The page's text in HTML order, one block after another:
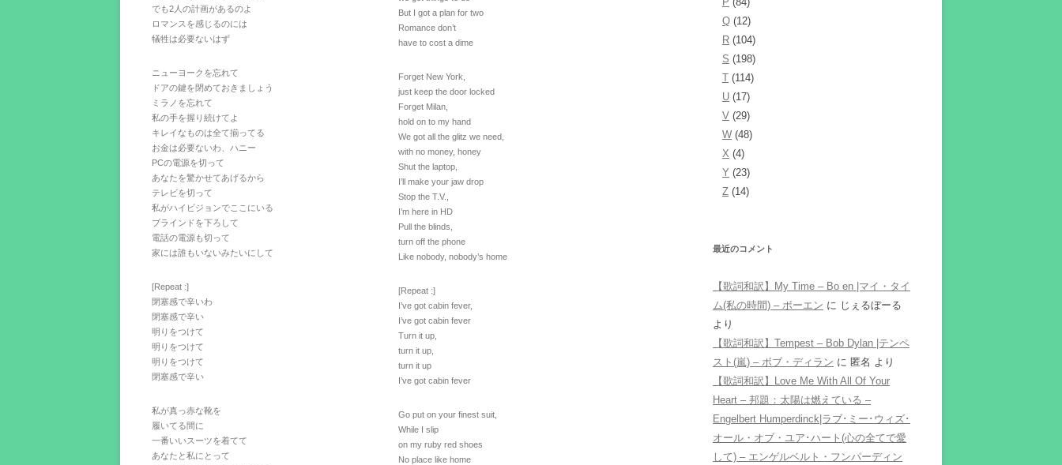
でも2人の計画があるのよ
ロマンスを感じるのには
犠牲は必要ないはず
ニューヨークを忘れて
ドアの鍵を閉めておきましょう
ミラノを忘れて
私の手を握り続けてよ
キレイなものは全て揃ってる
お金は必要ないわ、ハニー
PCの電源を切って
あなたを驚かせてあげるから
テレビを切って
私がハイビジョンでここにいる
ブラインドを下ろして
電話の電源も切って
家には誰もいないみたいにして
[Repeat :]
閉塞感で辛いわ
閉塞感で辛い
明りをつけて
明りをつけて
明りをつけて
閉塞感で辛い
私が真っ赤な靴を
履いてる間に
一番いいスーツを着てて
あなたと私にとって
But I got a plan for two
Romance don’t
have to cost a dime
Forget New York,
just keep the door locked
Forget Milan,
hold on to my hand
We got all the glitz we need,
with no money, honey
Shut the laptop,
I’ll make your jaw drop
Stop the T.V.,
I’m here in HD
Pull the blinds,
turn off the phone
Like nobody, nobody’s home
[Repeat :]
I’ve got cabin fever,
I’ve got cabin fever
Turn it up,
turn it up,
turn it up
I’ve got cabin fever
Go put on your finest suit,
While I slip
on my ruby red shoes
No place like home
Q (12)
R (104)
S (198)
T (114)
U (17)
V (29)
W (48)
X (4)
Y (23)
Z (14)
最近のコメント
【歌詞和訳】My Time – Bo en |マイ・タイ
ム(私の時間) – ボーエン に じぇるぼーる
より
【歌詞和訳】Tempest – Bob Dylan |テンペ
スト(嵐) – ボブ・ディラン に 匿名 より
【歌詞和訳】Love Me With All Of Your
Heart – 邦題：太陽は燃えている –
Engelbert Humperdinck|ラブ･ミー･ウィズ･
オール・オブ・ユア･ハート(心の全てで愛
して) – エンゲルベルト・フンパーディン